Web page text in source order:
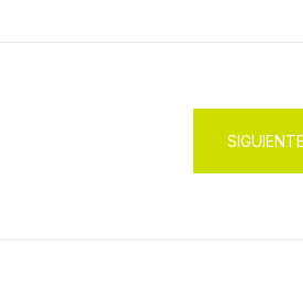
SIGUIENTE